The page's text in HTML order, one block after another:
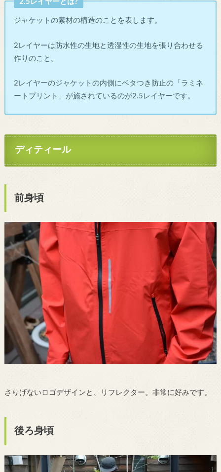
2.5レイヤーとは?
ジャケットの素材の構造のことを表します。
2レイヤーは防水性の生地と透湿性の生地を張り合わせる
作りのこと。
2レイヤーのジャケットの内側にベタつき防止の「ラミネ
ートプリント」が施されているのが2.5レイヤーです。
ディティール
前身頃
さりげないロゴデザインと、リフレクター。非常に好みです。
後ろ身頃